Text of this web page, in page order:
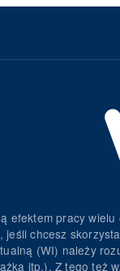
efektem pracy
jeśli chcesz
(WI) należy
itp.). Z tego też